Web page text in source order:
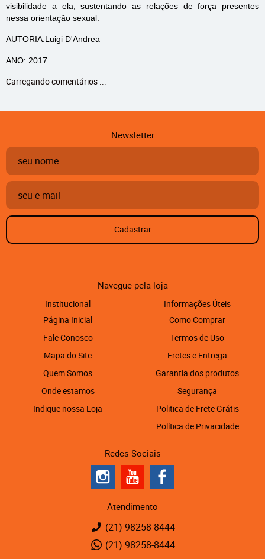
visibilidade a ela, sustentando as relações de força presentes
nessa orientação sexual.
AUTORIA:Luigi D'Andrea
ANO: 2017
Carregando comentários ...
Newsletter
Cadastrar
Navegue pela loja
Institucional
Página Inicial
Fale Conosco
Mapa do Site
Quem Somos
Onde estamos
Indique nossa Loja
Informações Úteis
Como Comprar
Termos de Uso
Fretes e Entrega
Garantia dos produtos
Segurança
Politica de Frete Grátis
Política de Privacidade
Redes Sociais
Atendimento
(21) 98258-8444
(21) 98258-8444